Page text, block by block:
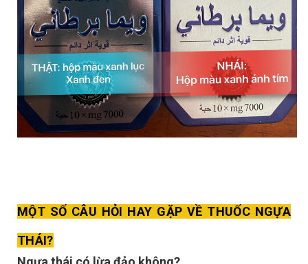
MỘT SỐ CÂU HỎI HAY GẶP VỀ THUỐC NGỰA
THÁI?